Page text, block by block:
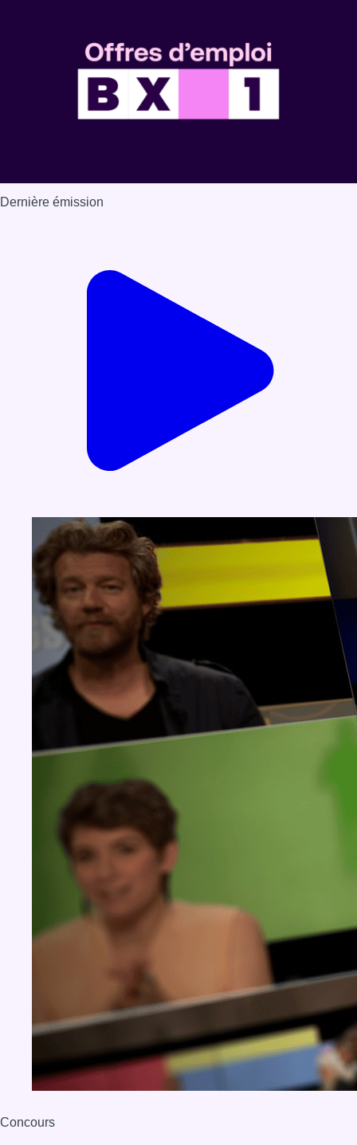
Dernière émission
Concours